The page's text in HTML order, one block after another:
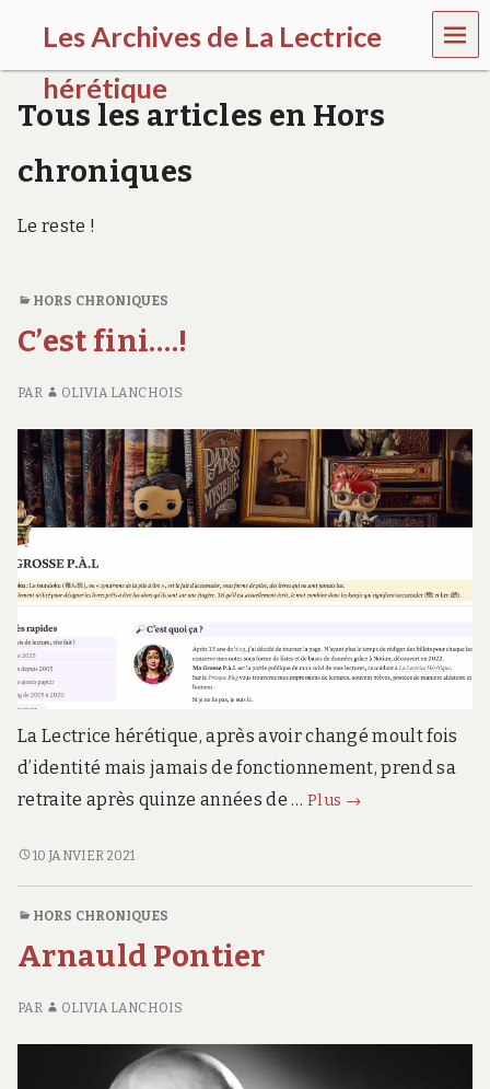
Les Archives de La Lectrice
hérétique
(
0
-
2
)
MEN
U
Tous les articles en Hors
chroniques
Le reste !
HORS CHRONIQUES
C’est fini….!
PAR OLIVIA LANCHOIS
La Lectrice hérétique, après avoir changé moult fois
d’identité mais jamais de fonctionnement, prend sa
retraite après quinze années de … Plus C’est
→
C’EST
10 JANVIER 2021
HORS CHRONIQUES
Arnauld Pontier
PAR OLIVIA LANCHOIS